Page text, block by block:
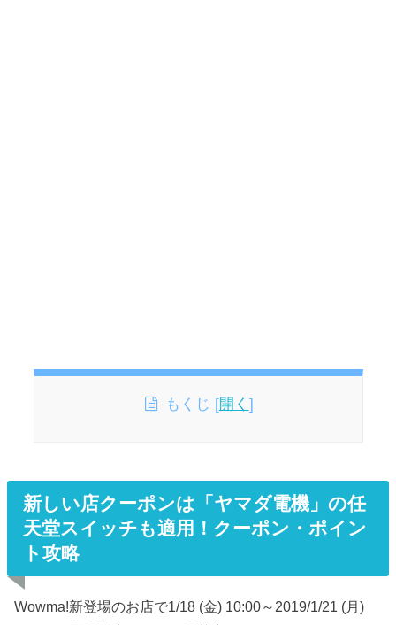
もくじ [開く ]
新しい店クーポンは「ヤマダ電機」の任
天堂スイッチも適用！クーポン・ポイン
ト攻略
Wowma!新登場のお店で1/18 (金) 10:00～2019/1/21 (月)